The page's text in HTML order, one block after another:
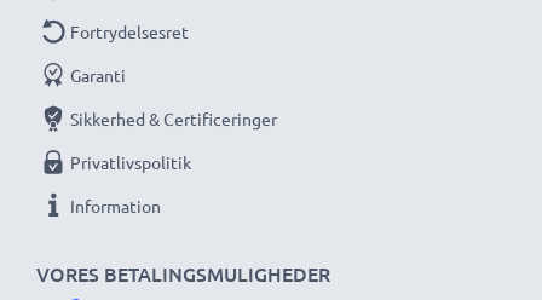
VORES BETALINGSMULIGHEDER
Fortrydelsesret
Garanti
Sikkerhed & Certificeringer
Privatlivspolitik
Information